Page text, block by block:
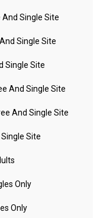
Single Site
Single Site
Single Site
And Single Site
And Single Site
Site
Only
Only